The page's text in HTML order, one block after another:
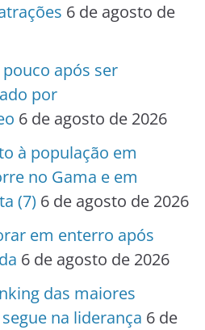
6 de agosto de
após ser
por
6 de agosto de 2026
à população em
no Gama e em
(7) 6 de agosto de 2026
em enterro após
6 de agosto de 2026
das maiores
na liderança 6 de